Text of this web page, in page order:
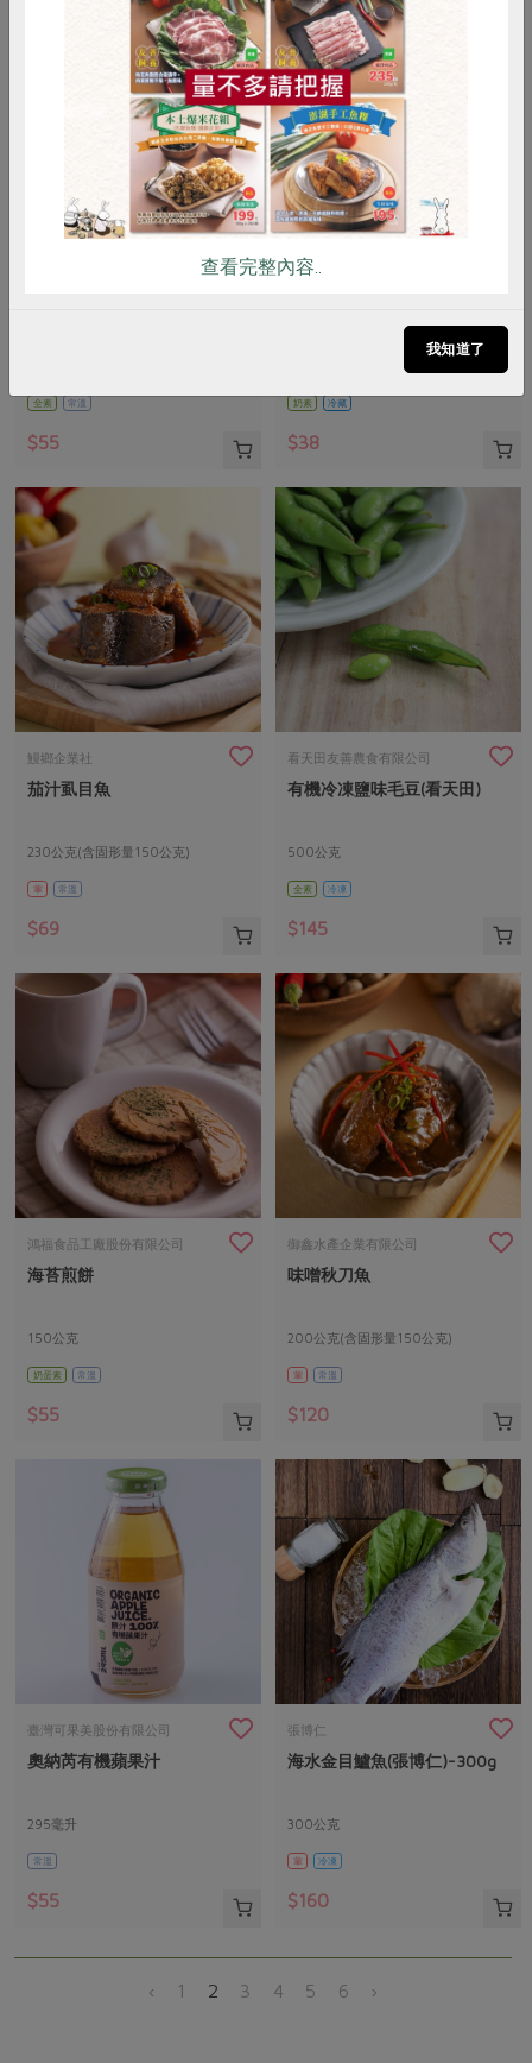
全素 常溫
$55
隆昌食品有限公司
奶素 冷藏
$38
鰻鄉企業社
茄汁虱目魚
230公克(含固形量150公克)
葷 常溫
$69
看天田友善農食有限公司
有機冷凍鹽味毛豆(看天田)
500公克
全素 冷凍
$145
鴻福食品工廠股份有限公司
海苔煎餅
150公克
奶蛋素 常溫
$55
御鑫水產企業有限公司
味噌秋刀魚
200公克(含固形量150公克)
葷 常溫
$120
臺灣可果美股份有限公司
奧納芮有機蘋果汁
295毫升
常溫
$55
張博仁
海水金目鱸魚(張博仁)-300g
300公克
葷 冷凍
$160
‹ 1 2 3 4 5 6 ›
RPET 食譜 減硝酸鹽
雞蛋 食安 共同購買
查看完整內容..
我知道了